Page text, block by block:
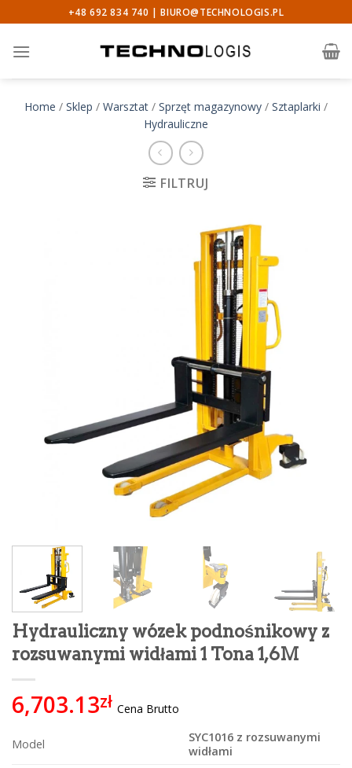
to
content
+48 692 834 740 |BIURO@TECHNOLOGIS.PL
Home / Sklep / Warsztat / Sprzęt magazynowy / Sztaplarki /
Hydrauliczne
FILTRUJ
Hydrauliczny wózek podnośnikowy z
rozsuwanymi widłami 1 Tona 1,6M
6,703.13zł Cena Brutto
Model
SYC1016 z rozsuwanymi
widłami